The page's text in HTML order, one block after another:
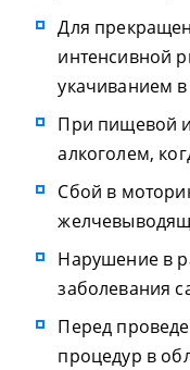
Для
интенсивной
укачиванием
При пищевой
алкоголем,
Сбой в
Нарушение в
заболевания
Перед
процедур в